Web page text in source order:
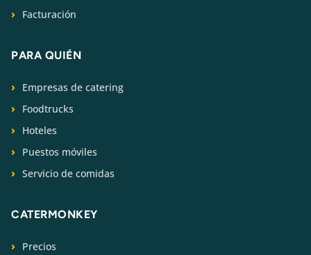
Facturación
PARA QUIÉN
Empresas de catering
Foodtrucks
Hoteles
Puestos móviles
Servicio de comidas
CATERMONKEY
Precios